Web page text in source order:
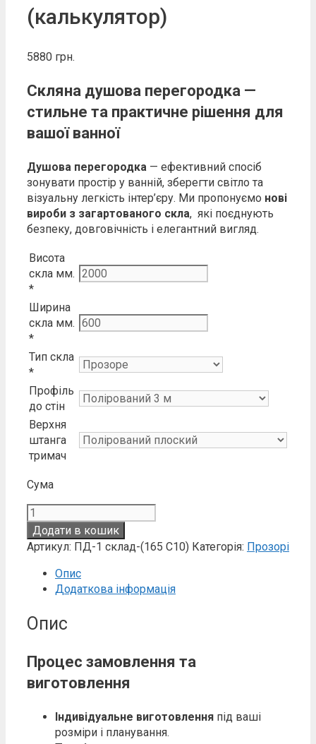
(калькулятор)
5880 грн.
Скляна душова перегородка —
стильне та практичне рішення для
вашої ванної
Душова перегородка — ефективний спосіб
зонувати простір у ванній, зберегти світло та
візуальну легкість інтер’єру. Ми пропонуємо нові
вироби з загартованого скла, які поєднують
безпеку, довговічність і елегантний вигляд.
Висота
скла мм.
*
Ширина
скла мм.
*
Тип скла
*
Профіль
до стін
Верхня
штанга
тримач
Сума
Перегородка
нестандартні
розміри
(калькулятор)
кількість
Додати в кошик
Артикул: ПД-1 склад-(165 С10) Категорія: Прозорі
Опис
Додаткова інформація
Опис
Процес замовлення та
виготовлення
Індивідуальне виготовлення під ваші
розміри і планування.